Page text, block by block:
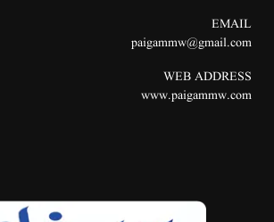
EMAIL
paigammw@gmail.com
WEB ADDRESS
www.paigammw.com